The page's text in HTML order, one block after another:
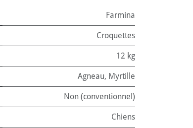
Farmina
Croquettes
12 kg
Agneau, Myrtille
Non (conventionnel)
Chiens